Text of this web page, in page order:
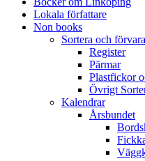
Lokala författare
Non books
Sortera och förvara
Register
Pärmar
Plastfickor
Övrigt
Kalendrar
Årsbundet